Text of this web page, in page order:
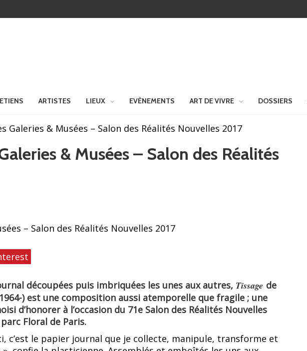
ARTISTES LIEUX EVÈNEMENTS ART DE VIVRE DOSSIERS
Galeries & Musées – Salon des Réalités Nouvelles 2017
& Musées – Salon des Réalités
découpées puis imbriquées les unes aux autres, Tissage de
) est une composition aussi atemporelle que fragile ; une
d’honorer à l’occasion du 71e Salon des Réalités Nouvelles
Floral de Paris.
c’est le papier journal que je collecte, manipule, transforme et